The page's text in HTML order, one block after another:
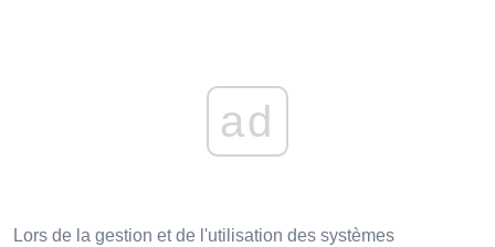
ad
Lors de la gestion et de l'utilisation des systèmes